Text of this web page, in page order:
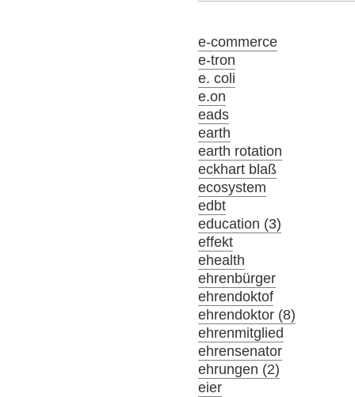
e-commerce
e-tron
e. coli
e.on
eads
earth
earth rotation
eckhart blaß
ecosystem
edbt
education (3)
effekt
ehealth
ehrenbürger
ehrendoktof
ehrendoktor (8)
ehrenmitglied
ehrensenator
ehrungen (2)
eier